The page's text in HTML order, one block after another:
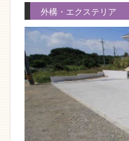
外構・エクステリア